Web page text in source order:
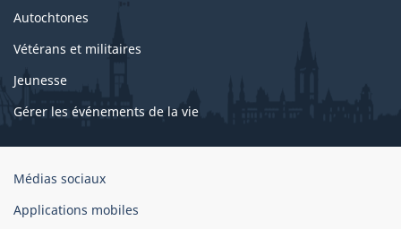
Autochtones
Vétérans et militaires
Jeunesse
Gérer les événements de la vie
Organisation
gouvernement
Médias sociaux
Applications mobiles